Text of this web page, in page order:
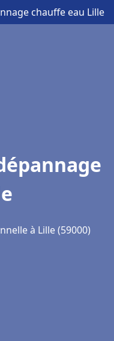
chauffe eau Lille
à Lille (59000)